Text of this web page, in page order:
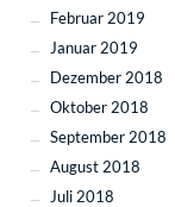
Februar 2019
Januar 2019
Dezember 2018
Oktober 2018
September 2018
August 2018
Juli 2018